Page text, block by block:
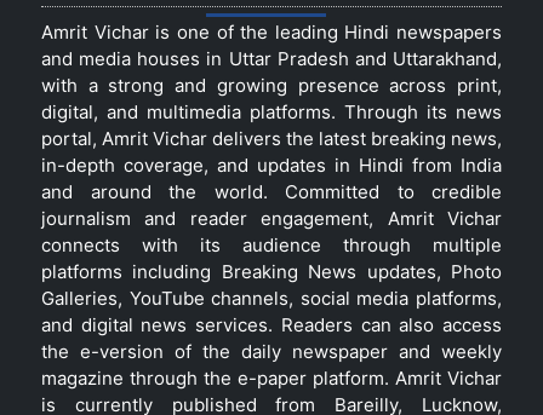
Amrit Vichar is one of the leading Hindi newspapers
and media houses in Uttar Pradesh and Uttarakhand,
with a strong and growing presence across print,
digital, and multimedia platforms. Through its news
portal, Amrit Vichar delivers the latest breaking news,
in-depth coverage, and updates in Hindi from India
and around the world. Committed to credible
journalism and reader engagement, Amrit Vichar
connects with its audience through multiple
platforms including Breaking News updates, Photo
Galleries, YouTube channels, social media platforms,
and digital news services. Readers can also access
the e-version of the daily newspaper and weekly
magazine through the e-paper platform. Amrit Vichar
is currently published from Bareilly, Lucknow,